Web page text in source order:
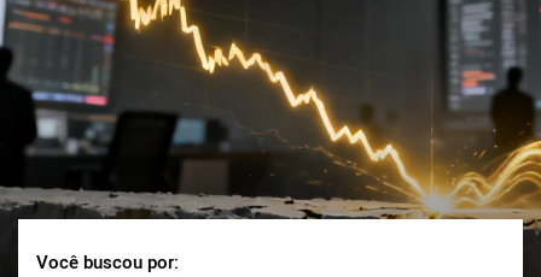
italiano
日本語
中文
русский
한국어
العربية
Você buscou por: